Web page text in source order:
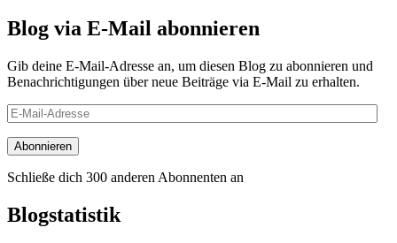
Blog via E-Mail abonnieren
Gib deine E-Mail-Adresse an, um diesen Blog zu abonnieren und
Benachrichtigungen über neue Beiträge via E-Mail zu erhalten.
E-
Mail-
Adresse
Abonnieren
Schließe dich 300 anderen Abonnenten an
Blogstatistik